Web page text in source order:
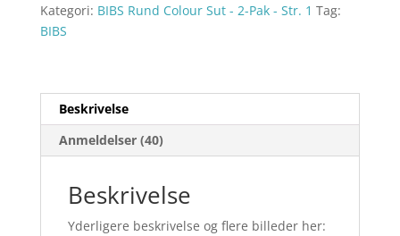
Kategori: BIBS Rund Colour Sut - 2-Pak - Str. 1 Tag:
BIBS
Beskrivelse
Anmeldelser (40)
Beskrivelse
Yderligere beskrivelse og flere billeder her: